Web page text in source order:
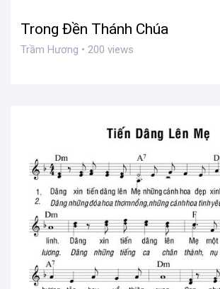
Trong Đền Thánh Chúa
Trầm Hương • 200 views